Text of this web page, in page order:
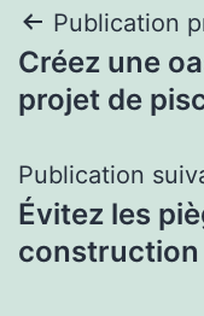
de
Publication
Créez une
projet de
Publication
Évitez les
construction